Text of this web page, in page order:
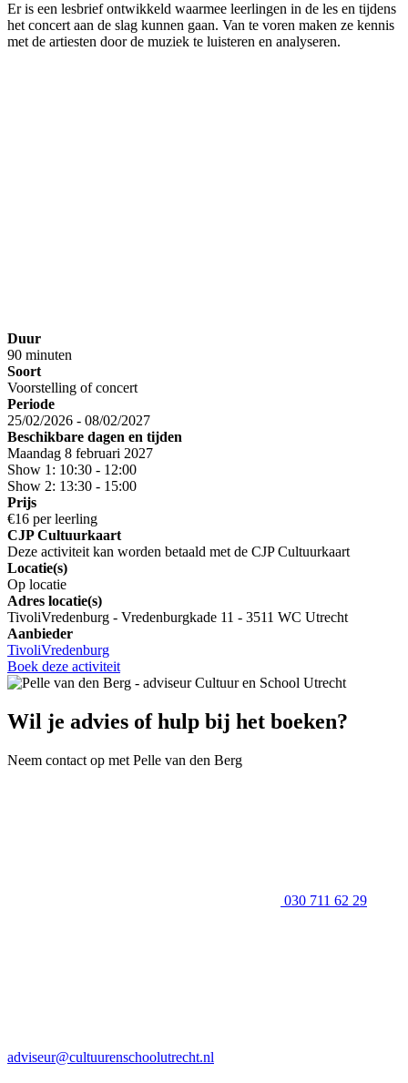
Er is een lesbrief ontwikkeld waarmee leerlingen in de les en tijdens
het concert aan de slag kunnen gaan. Van te voren maken ze kennis
met de artiesten door de muziek te luisteren en analyseren.
Duur
90 minuten
Soort
Voorstelling of concert
Periode
25/02/2026 - 08/02/2027
Beschikbare dagen en tijden
Maandag 8 februari 2027
Show 1: 10:30 - 12:00
Show 2: 13:30 - 15:00
Prijs
€16 per leerling
CJP Cultuurkaart
Deze activiteit kan worden betaald met de CJP Cultuurkaart
Locatie(s)
Op locatie
Adres locatie(s)
TivoliVredenburg - Vredenburgkade 11 - 3511 WC Utrecht
Aanbieder
TivoliVredenburg
Boek deze activiteit
Wil je advies of hulp bij het boeken?
Neem contact op met Pelle van den Berg
030 711 62 29
adviseur@cultuurenschoolutrecht.nl